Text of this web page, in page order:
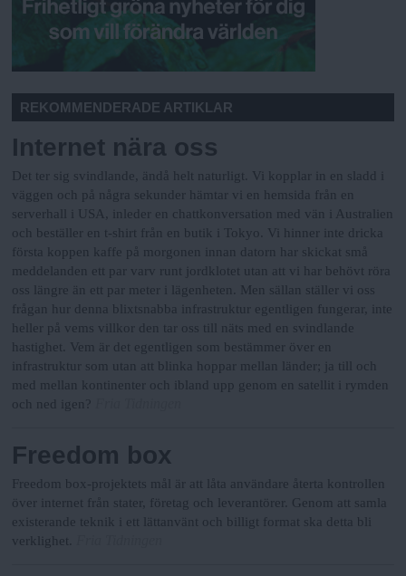
REKOMMENDERADE ARTIKLAR
Internet nära oss
Det ter sig svindlande, ändå helt naturligt. Vi kopplar in en sladd i
väggen och på några sekunder hämtar vi en hemsida från en
serverhall i USA, inleder en chattkonversation med vän i Australien
och beställer en t-shirt från en butik i Tokyo. Vi hinner inte dricka
första koppen kaffe på morgonen innan datorn har skickat små
meddelanden ett par varv runt jordklotet utan att vi har behövt röra
oss längre än ett par meter i lägenheten. Men sällan ställer vi oss
frågan hur denna blixtsnabba infrastruktur egentligen fungerar, inte
heller på vems villkor den tar oss till näts med en svindlande
hastighet. Vem är det egentligen som bestämmer över en
infrastruktur som utan att blinka hoppar mellan länder; ja till och
med mellan kontinenter och ibland upp genom en satellit i rymden
och ned igen?
Freedom box
Freedom box-projektets mål är att låta användare återta kontrollen
över internet från stater, företag och leverantörer. Genom att samla
existerande teknik i ett lättanvänt och billigt format ska detta bli
verklighet.